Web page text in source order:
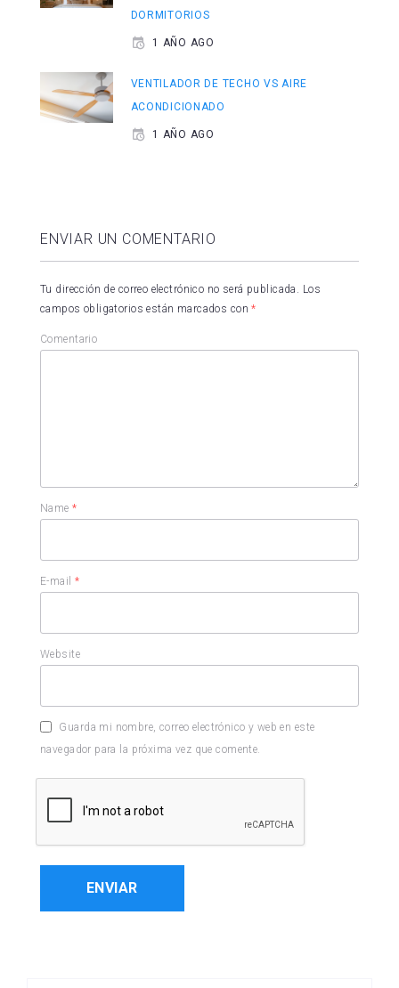
DORMITORIOS
1 AÑO AGO
VENTILADOR DE TECHO VS AIRE
ACONDICIONADO
1 AÑO AGO
ENVIAR UN COMENTARIO
Tu dirección de correo electrónico no será publicada.
Los
campos obligatorios están marcados con*
Comentario
Name*
E-mail *
Website
Guarda mi nombre, correo electrónico y web en este
navegador para la próxima vez que comente.